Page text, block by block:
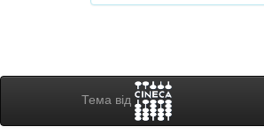
Тема від